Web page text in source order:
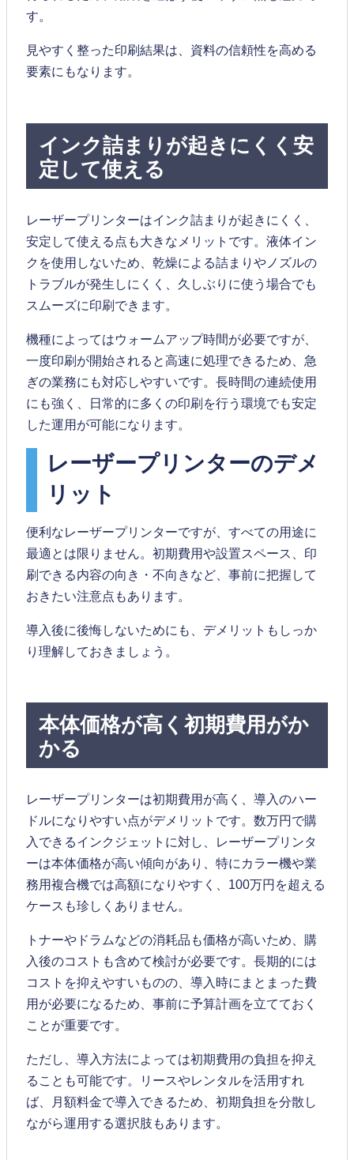
す。
見やすく整った印刷結果は、資料の信頼性を高める
要素にもなります。
インク詰まりが起きにくく安
定して使える
レーザープリンターはインク詰まりが起きにくく、
安定して使える点も大きなメリットです。液体イン
クを使用しないため、乾燥による詰まりやノズルの
トラブルが発生しにくく、久しぶりに使う場合でも
スムーズに印刷できます。
機種によってはウォームアップ時間が必要ですが、
一度印刷が開始されると高速に処理できるため、急
ぎの業務にも対応しやすいです。長時間の連続使用
にも強く、日常的に多くの印刷を行う環境でも安定
した運用が可能になります。
レーザープリンターのデメ
リット
便利なレーザープリンターですが、すべての用途に
最適とは限りません。初期費用や設置スペース、印
刷できる内容の向き・不向きなど、事前に把握して
おきたい注意点もあります。
導入後に後悔しないためにも、デメリットもしっか
り理解しておきましょう。
本体価格が高く初期費用がか
かる
レーザープリンターは初期費用が高く、導入のハー
ドルになりやすい点がデメリットです。数万円で購
入できるインクジェットに対し、レーザープリンタ
ーは本体価格が高い傾向があり、特にカラー機や業
務用複合機では高額になりやすく、100万円を超える
ケースも珍しくありません。
トナーやドラムなどの消耗品も価格が高いため、購
入後のコストも含めて検討が必要です。長期的には
コストを抑えやすいものの、導入時にまとまった費
用が必要になるため、事前に予算計画を立てておく
ことが重要です。
ただし、導入方法によっては初期費用の負担を抑え
ることも可能です。リースやレンタルを活用すれ
ば、月額料金で導入できるため、初期負担を分散し
ながら運用する選択肢もあります。